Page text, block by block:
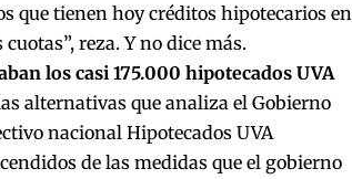
que tienen hoy créditos hipotecarios en
reza. Y no dice más.
los casi 175.000 hipotecados UVA
alternativas que analiza el Gobierno
nacional Hipotecados UVA
de las medidas que el gobierno